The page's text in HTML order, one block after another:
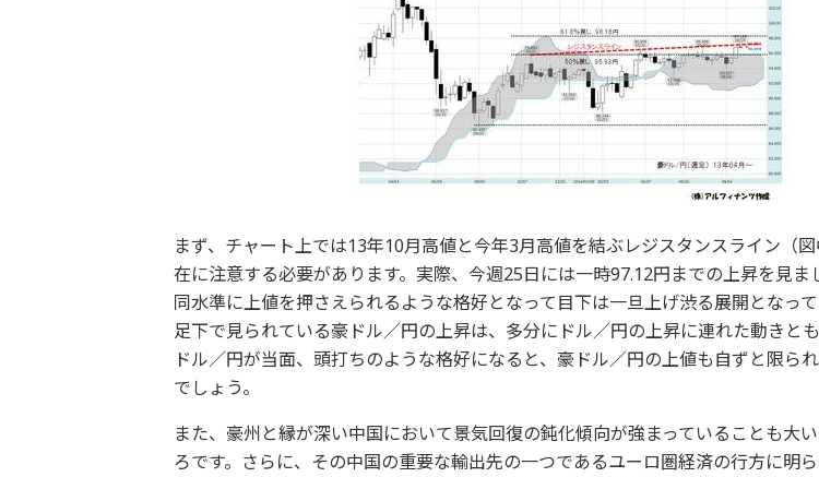
まず、チャート上では13年10月高値と今年3月高値を結ぶレジスタンスライン（
在に注意する必要があります。実際、今週25日には一時97.12円までの上昇を見ま
同水準に上値を押さえられるような格好となって目下は一旦上げ渋る展開となっ
足下で見られている豪ドル／円の上昇は、多分にドル／円の上昇に連れた動きと
ドル／円が当面、頭打ちのような格好になると、豪ドル／円の上値も自ずと限ら
でしょう。
また、豪州と縁が深い中国において景気回復の鈍化傾向が強まっていることも大
ろです。さらに、その中国の重要な輸出先の一つであるユーロ圏経済の行方に明